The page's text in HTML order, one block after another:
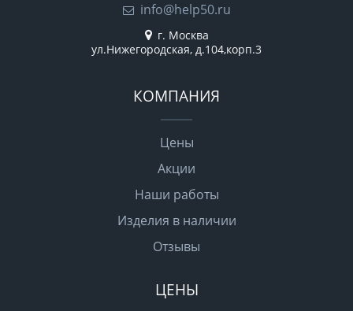
info@help50.ru
г. Москва
ул.Нижегородская, д.104,корп.3
КОМПАНИЯ
Цены
Акции
Наши работы
Изделия в наличии
Отзывы
ЦЕНЫ